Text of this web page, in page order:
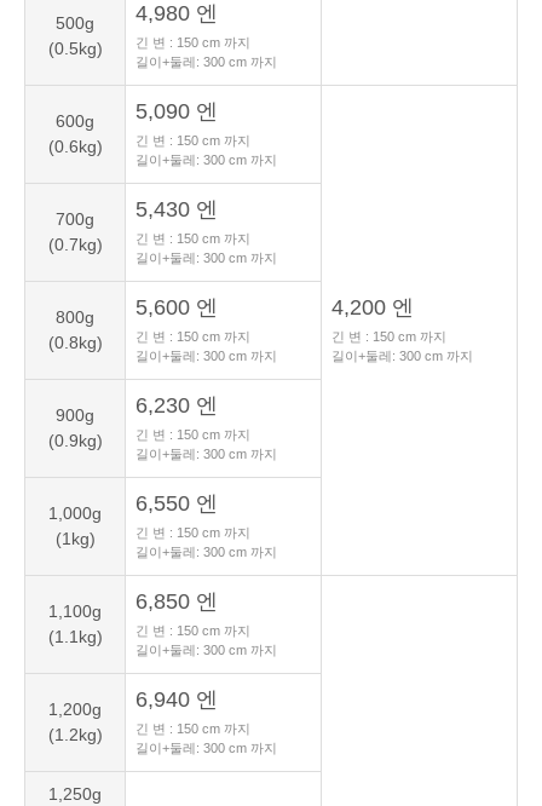
500g
(0.5kg)
4,980 엔
긴 변 : 150 cm 까지
길이+둘레: 300 cm 까지
600g
(0.6kg)
5,090 엔
긴 변 : 150 cm 까지
길이+둘레: 300 cm 까지
4,200 엔
긴 변 : 150 cm 까지
길이+둘레: 300 cm 까지
700g
(0.7kg)
5,430 엔
긴 변 : 150 cm 까지
길이+둘레: 300 cm 까지
800g
(0.8kg)
5,600 엔
긴 변 : 150 cm 까지
길이+둘레: 300 cm 까지
900g
(0.9kg)
6,230 엔
긴 변 : 150 cm 까지
길이+둘레: 300 cm 까지
1,000g
(1kg)
6,550 엔
긴 변 : 150 cm 까지
길이+둘레: 300 cm 까지
1,100g
(1.1kg)
6,850 엔
긴 변 : 150 cm 까지
길이+둘레: 300 cm 까지
1,200g
(1.2kg)
6,940 엔
긴 변 : 150 cm 까지
길이+둘레: 300 cm 까지
1,250g